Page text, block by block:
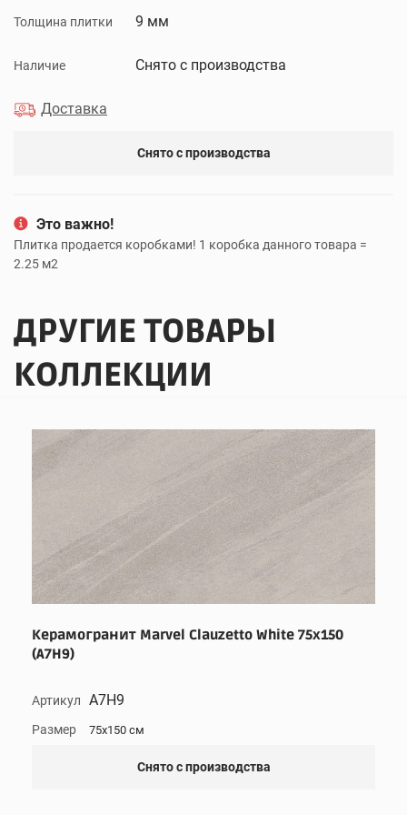
Толщина плитки 9 мм
Наличие Снято с производства
Доставка
Снято с производства
Это важно!
Плитка продается коробками! 1 коробка данного товара =
2.25 м2
ДРУГИЕ ТОВАРЫ
КОЛЛЕКЦИИ
Керамогранит Marvel Clauzetto White 75x150
(A7H9)
Артикул A7H9
Размер 75x150 см
Снято с производства